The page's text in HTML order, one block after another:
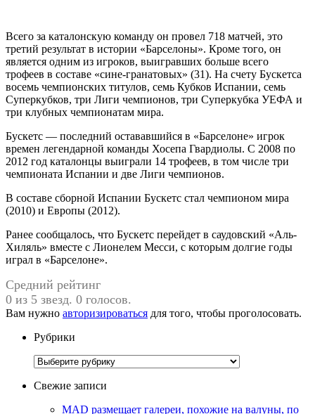
Всего за каталонскую команду он провел 718 матчей, это
третий результат в истории «Барселоны». Кроме того, он
является одним из игроков, выигравших больше всего
трофеев в составе «сине-гранатовых» (31). На счету Бускетса
восемь чемпионских титулов, семь Кубков Испании, семь
Суперкубков, три Лиги чемпионов, три Суперкубка УЕФА и
три клубных чемпионатам мира.
Бускетс — последний остававшийся в «Барселоне» игрок
времен легендарной команды Хосепа Гвардиолы. С 2008 по
2012 год каталонцы выиграли 14 трофеев, в том числе три
чемпионата Испании и две Лиги чемпионов.
В составе сборной Испании Бускетс стал чемпионом мира
(2010) и Европы (2012).
Ранее сообщалось, что Бускетс перейдет в саудовский «Аль-
Хиляль» вместе с Лионелем Месси, с которым долгие годы
играл в «Барселоне».
Средний рейтинг
0 из 5 звезд. 0 голосов.
Вам нужно авторизироваться для того, чтобы проголосовать.
Рубрики
Рубрики
Свежие записи
MAD размещает галереи, похожие на валуны, по